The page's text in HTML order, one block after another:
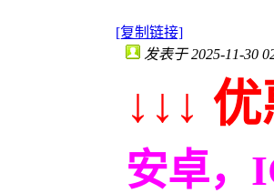
[复制链接]
发表于 2025-11-30
↓↓↓
安卓，